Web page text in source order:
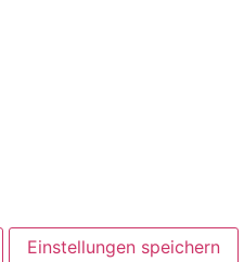
Einstellungen speichern